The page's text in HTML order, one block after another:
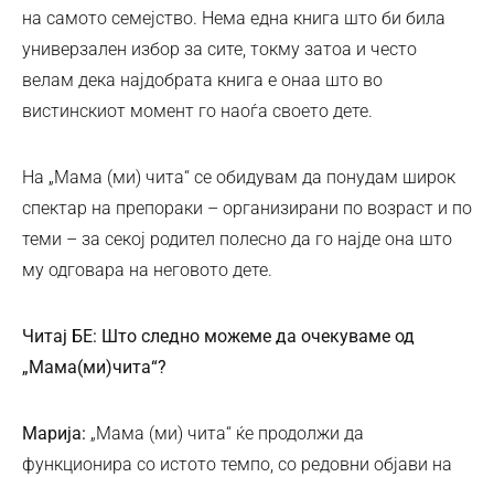
на самото семејство. Нема една книга што би била
универзален избор за сите, токму затоа и често
велам дека најдобрата книга е онаа што во
вистинскиот момент го наоѓа своето дете.
На „Мама (ми) чита“ се обидувам да понудам широк
спектар на препораки – организирани по возраст и по
теми – за секој родител полесно да го најде она што
му одговара на неговото дете.
Читај БЕ: Што следно можеме да очекуваме од
„Мама(ми)чита“?
Марија: „Мама (ми) чита“ ќе продолжи да
функционира со истото темпо, со редовни објави на